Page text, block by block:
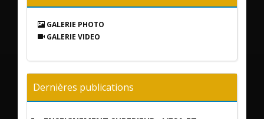
GALERIE PHOTO
GALERIE VIDEO
Dernières publications